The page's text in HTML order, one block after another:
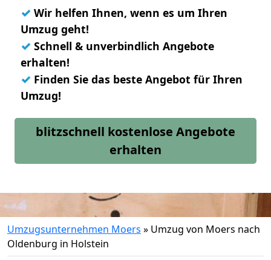
✓ Wir helfen Ihnen, wenn es um Ihren
Umzug geht!
✓ Schnell & unverbindlich Angebote
erhalten!
✓ Finden Sie das beste Angebot für Ihren
Umzug!
blitzschnell kostenlose Angebote
erhalten
Umzugsunternehmen Moers » Umzug von Moers nach
Oldenburg in Holstein